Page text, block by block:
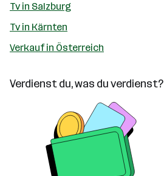
Tv in Salzburg
Tv in Kärnten
Verkauf in Österreich
Verdienst du, was du verdienst?